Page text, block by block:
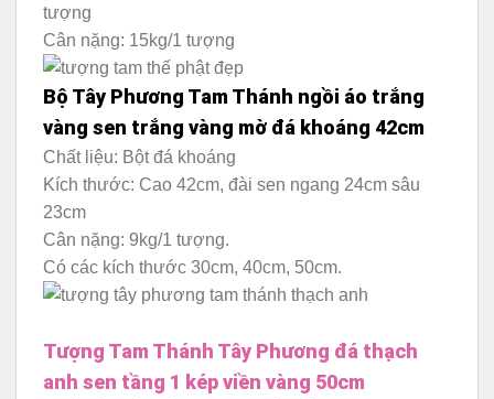
tượng
Cân nặng: 15kg/1 tượng
Bộ Tây Phương Tam Thánh ngồi áo trắng
vàng sen trắng vàng mờ đá khoáng 42cm
Chất liệu: Bột đá khoáng
Kích thước: Cao 42cm, đài sen ngang 24cm sâu
23cm
Cân nặng: 9kg/1 tượng.
Có các kích thước 30cm, 40cm, 50cm.
Tượng Tam Thánh Tây Phương đá thạch
anh sen tầng 1 kép viền vàng 50cm